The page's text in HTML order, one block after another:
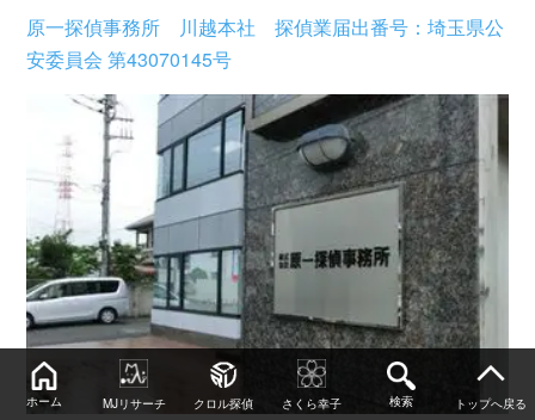
原一探偵事務所 川越本社 探偵業届出番号：埼玉県公
安委員会 第43070145号
ホーム MJリサーチ クロル探偵 さくら幸子 検索 トップへ戻る